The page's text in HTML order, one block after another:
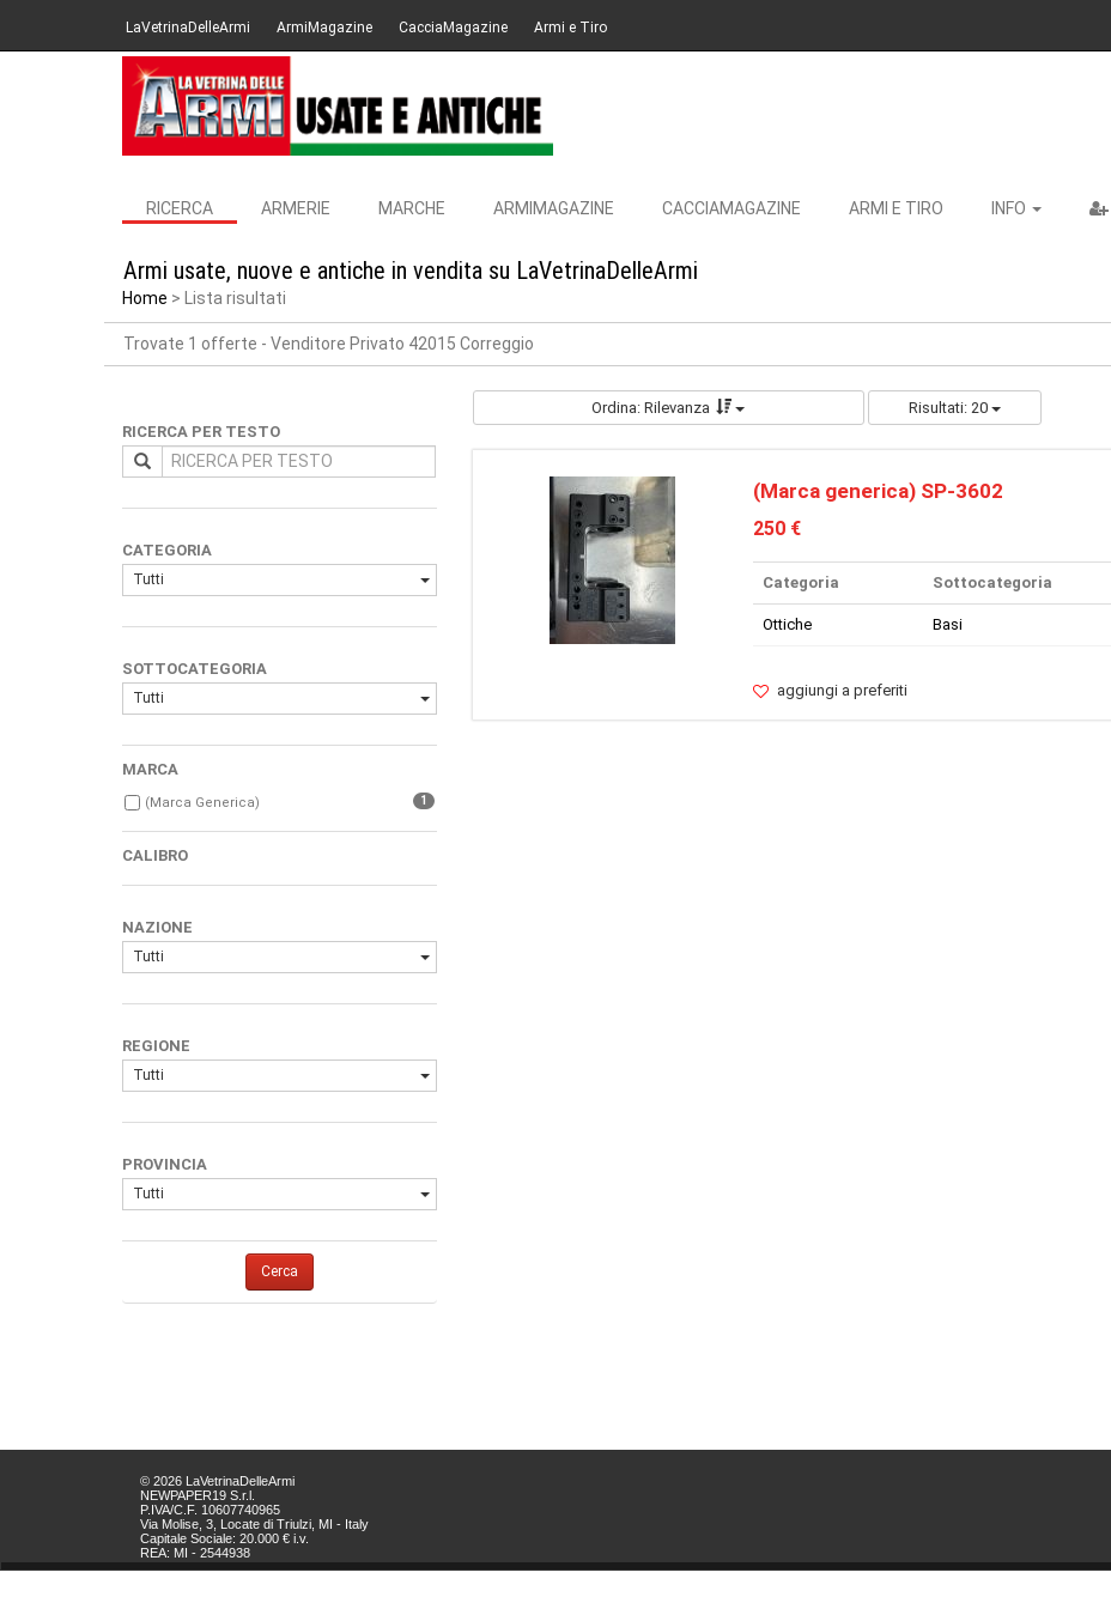
LaVetrinaDelleArmi ArmiMagazine CacciaMagazine Armi e Tiro
RICERCA ARMERIE MARCHE ARMIMAGAZINE CACCIAMAGAZINE ARMI E TIRO INFO
Armi usate, nuove e antiche in vendita su LaVetrinaDelleArmi
Home Lista risultati
Trovate 1 offerte - Venditore Privato 42015 Correggio
RICERCA PER TESTO
CATEGORIA
Tutti
SOTTOCATEGORIA
Tutti
MARCA
(Marca Generica) 1
CALIBRO
NAZIONE
Tutti
REGIONE
Tutti
PROVINCIA
Tutti
Cerca
Ordina: Rilevanza Risultati: 20
(Marca generica) SP-3602
250 €
Categoria Sottocategoria
Ottiche Basi
aggiungi a preferiti
© 2026 LaVetrinaDelleArmi
NEWPAPER19 S.r.l.
P.IVA/C.F. 10607740965
Via Molise, 3, Locate di Triulzi, MI - Italy
Capitale Sociale: 20.000 € i.v.
REA: MI - 2544938